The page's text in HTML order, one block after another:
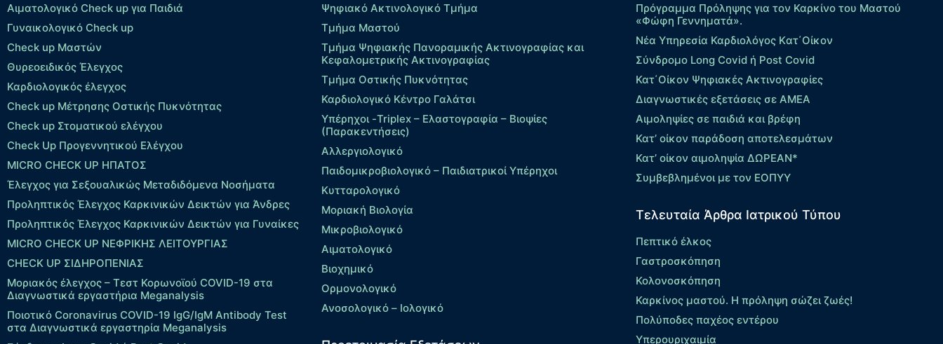
Αιματολογικό Check up για Παιδιά
Γυναικολογικό Check up
Check up Μαστών
Θυρεοειδικός Έλεγχος
Καρδιολογικός έλεγχος
Check up Mέτρησης Οστικής Πυκνότητας
Check up Στοματικού ελέγχου
Check Up Προγεννητικού Ελέγχου
MICRO CHECK UP HΠΑΤΟΣ
Έλεγχος για Σεξουαλικώς Μεταδιδόμενα Νοσήματα
Προληπτικός Έλεγχος Καρκινικών Δεικτών για Άνδρες
Προληπτικός Έλεγχος Καρκινικών Δεικτών για Γυναίκες
MICRO CHECK UP ΝΕΦΡΙΚΗΣ ΛΕΙΤΟΥΡΓΙΑΣ
CHECK UP ΣΙΔΗΡΟΠΕΝΙΑΣ
Μοριακός έλεγχος – Τεστ Κορωνοϊού COVID-19 στα
Διαγνωστικά εργαστήρια Meganalysis
Ποιοτικό Coronavirus COVID-19 IgG/IgM Antibody Test
στα Διαγνωστικά εργαστηρία Meganalysis
Ψηφιακό Ακτινολογικό Τμήμα
Τμήμα Μαστού
Τμήμα Ψηφιακής Πανοραμικής Ακτινογραφίας και
Κεφαλομετρικής Ακτινογραφίας
Τμήμα Οστικής Πυκνότητας
Καρδιολογικό Κέντρο Γαλάτσι
Υπέρηχοι -Triplex – Eλαστογραφία – Βιοψίες
(Παρακεντήσεις)
Αλλεργιολογικό
Παιδομικροβιολογικό – Παιδιατρικοί Υπέρηχοι
Κυτταρολογικό
Μοριακή Βιολογία
Μικροβιολογικό
Αιματολογικό
Βιοχημικό
Ορμονολογικό
Ανοσολογικό – Ιολογικό
Πρόγραμμα Πρόληψης για τον Καρκίνο του Μαστού
«Φώφη Γεννηματά».
Νέα Υπηρεσία Καρδιολόγος Kατ΄Οίκον
Σύνδρομο Long Covid ή Post Covid
Κατ΄Οίκον Ψηφιακές Ακτινογραφίες
Διαγνωστικές εξετάσεις σε ΑΜΕΑ
Αιμοληψίες σε παιδιά και βρέφη
Κατ’ οίκον παράδοση αποτελεσμάτων
Κατ’ οίκον αιμοληψία ΔΩΡΕΑΝ*
Συμβεβλημένοι με τον ΕΟΠΥΥ
Τελευταία Άρθρα Ιατρικού Τύπου
Πεπτικό έλκος
Γαστροσκόπηση
Κολονοσκόπηση
Καρκίνος μαστού. Η πρόληψη σώζει ζωές!
Πολύποδες παχέος εντέρου
Yπερουριχαιμία